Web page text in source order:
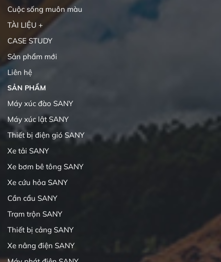
Cuộc sống muôn màu
TÀI LIỆU +
CASE STUDY
Sản phẩm mới
Liên hệ
SẢN PHẨM
Máy xúc đào SANY
Máy xúc lật SANY
Thiết bị điện gió SANY
Xe tải SANY
Xe bơm bê tông SANY
Xe cứu hỏa SANY
Cần cẩu SANY
Trạm trộn SANY
Thiết bị cảng SANY
Xe nâng điện SANY